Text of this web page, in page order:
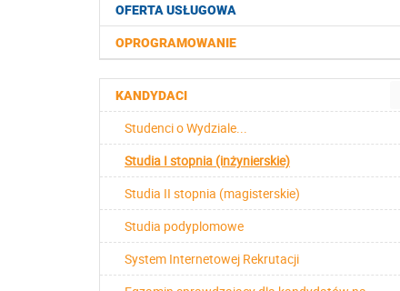
OFERTA USŁUGOWA
OPROGRAMOWANIE
KANDYDACI
Studenci o Wydziale...
Studia I stopnia (inżynierskie)
Studia II stopnia (magisterskie)
Studia podyplomowe
System Internetowej Rekrutacji